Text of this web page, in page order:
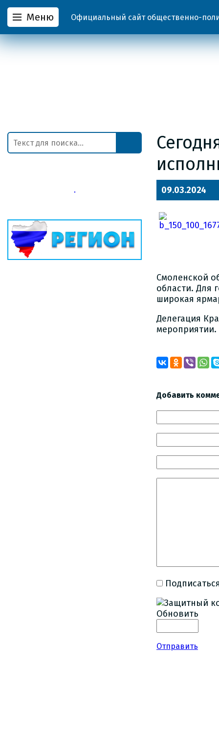
Меню Официальный сайт общественно-
09.03.2024
Смоленской
области. Для
широкая
Делегация
мероприятии.
Добавить
Обновить
Отправить